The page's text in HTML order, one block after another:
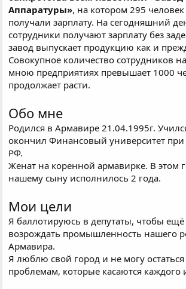
Аппаратуры», на котором 295
получали зарплату. На сегодняшний
сотрудники получают зарплату без
завод выпускает продукцию как и
Совокупное количество сотрудников
мною предприятиях превышает 1000
продолжает расти.
Обо мне
Родился в Армавире 21.04.1995г.
окончил Финансовый университет при
РФ.
Женат на коренной армавирке. В этом
нашему сыну исполнилось 2 года.
Мои цели
Я баллотируюсь в депутаты, чтобы
возрождать промышленность нашего
Армавира.
Я люблю свой город и не могу
проблемам, которые касаются каждого